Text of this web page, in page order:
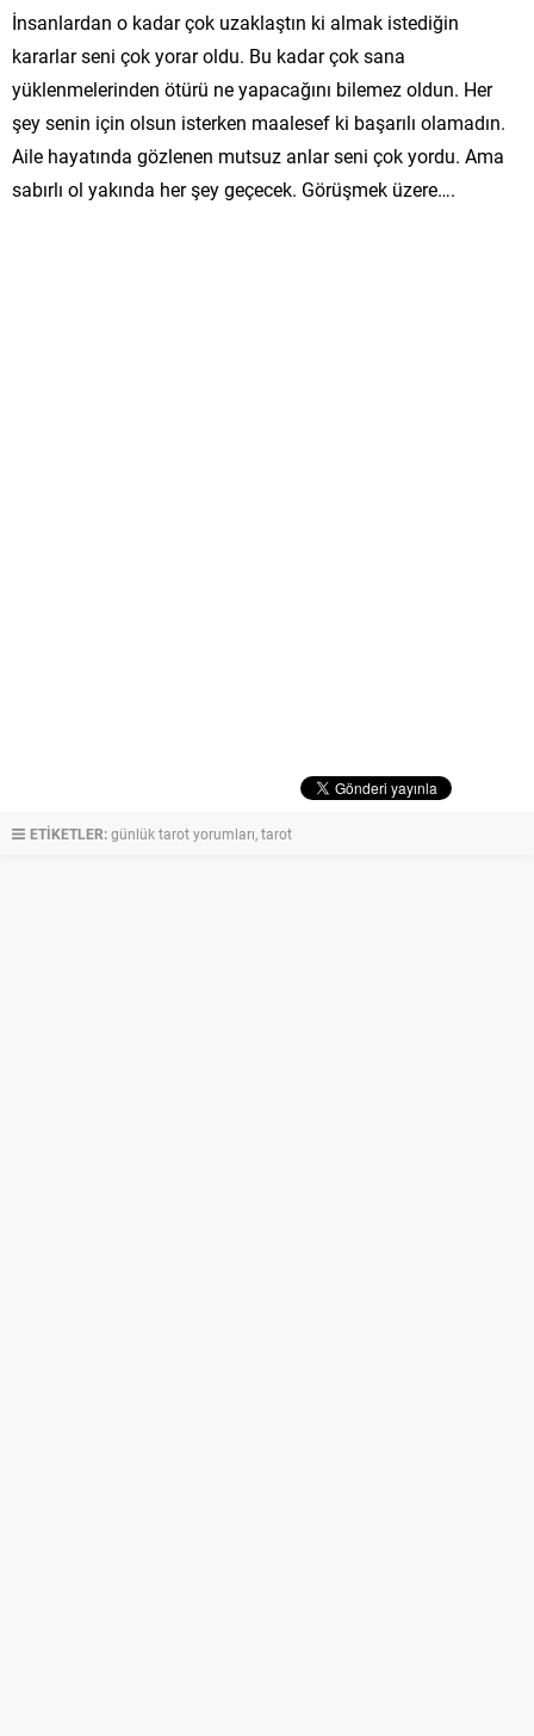
İnsanlardan o kadar çok uzaklaştın ki almak istediğin
kararlar seni çok yorar oldu. Bu kadar çok sana
yüklenmelerinden ötürü ne yapacağını bilemez oldun. Her
şey senin için olsun isterken maalesef ki başarılı olamadın.
Aile hayatında gözlenen mutsuz anlar seni çok yordu. Ama
sabırlı ol yakında her şey geçecek. Görüşmek üzere….
ETİKETLER:günlük tarot yorumları,tarot